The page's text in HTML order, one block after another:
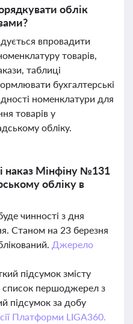
облік
впровадити
товарів,
таблиці
бухгалтерські
номенклатури для
товарів у
обліку.
наказ Мінфіну №131
обліку в
чинності з дня
Станом на 23 березня
Джерело
підсумок змісту
список першоджерел з
підсумок за добу
Платформи LIGA360.